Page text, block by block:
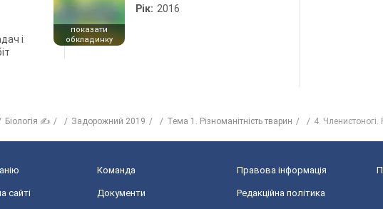
і
показати
обкладинку
Рік: 2016
Біологія ✍ Задорожний 2019 Тема 1. Різноманітність тварин 4. Членистоногі.
Команда Правова інформація
сайті Документи Редакційна політика